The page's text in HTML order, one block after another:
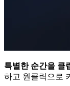
특별한 순간을 클
하고 원클릭으로